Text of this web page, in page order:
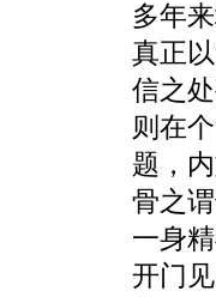
多年
真正
信之
则在
题，
骨之谓
一身
开门